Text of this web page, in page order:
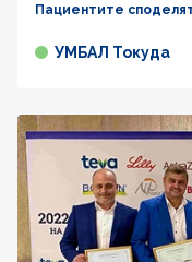
Пациентите
УМБАЛ Токуда